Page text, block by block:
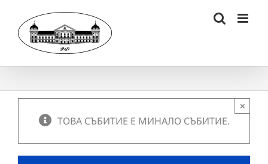
content
ТОВА СЪБИТИЕ Е МИНАЛО СЪБИТИЕ.
×